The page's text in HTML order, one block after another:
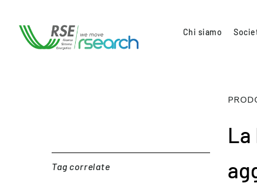
Chi siamo
Tag correlate
La